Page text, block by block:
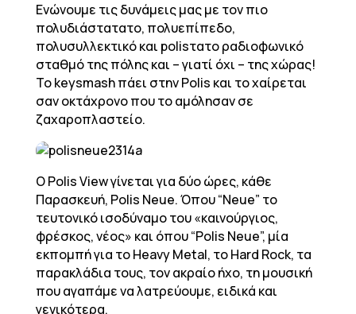
Ενώνουμε τις δυνάμεις μας με τον πιο
πολυδιάστατατο, πολυεπίπεδο,
πολυσυλλεκτικό και polisτατο ραδιοφωνικό
σταθμό της πόλης και – γιατί όχι – της χώρας!
To keysmash πάει στην Polis και το χαίρεται
σαν οκτάχρονο που το αμόλησαν σε
ζαχαροπλαστείο.
Ο Polis View γίνεται για δύο ώρες, κάθε
Παρασκευή, Polis Neue. Όπου “Neue” το
τευτονικό ισοδύναμο του «καινούργιος,
φρέσκος, νέος» και όπου “Polis Neue”, μία
εκπομπή για το Heavy Metal, το Hard Rock, τα
παρακλάδια τους, τον ακραίο ήχο, τη μουσική
που αγαπάμε να λατρεύουμε, ειδικά και
γενικότερα.